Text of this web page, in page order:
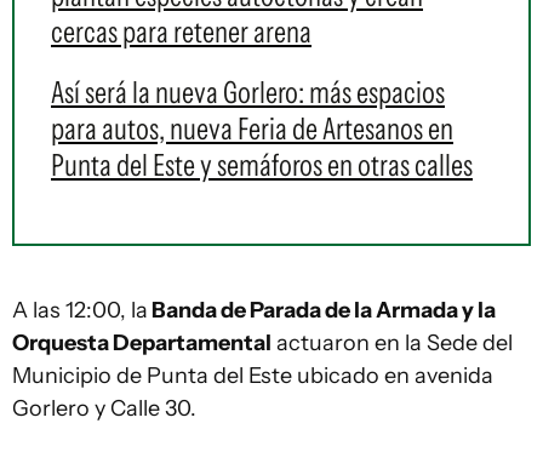
cercas para retener arena
Así será la nueva Gorlero: más espacios
para autos, nueva Feria de Artesanos en
Punta del Este y semáforos en otras calles
A las 12:00, la Banda de Parada de la Armada y la
Orquesta Departamental actuaron en la Sede del
Municipio de Punta del Este ubicado en avenida
Gorlero y Calle 30.